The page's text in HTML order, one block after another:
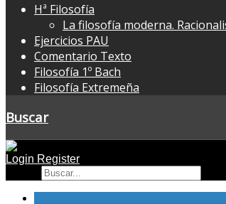
Hª Filosofía
La filosofía moderna.
Ejercicios PAU
Comentario Texto
Filosofía 1º Bach
Filosofía Extremeña
Buscar
Login Register